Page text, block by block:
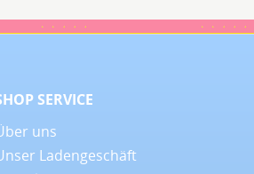
08.06.26▼
SERVICE
uns
Ladengeschäft